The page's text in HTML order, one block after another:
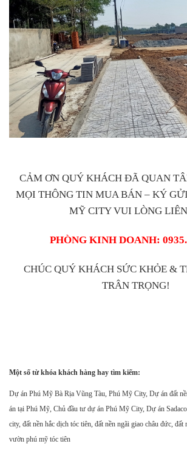
CẢM ƠN QUÝ KHÁCH ĐÃ QUAN
MỌI THÔNG TIN MUA BÁN – KÝ
MỸ CITY VUI LÒNG
PHÒNG KINH DOANH:
CHÚC QUÝ KHÁCH SỨC KHỎE &
TRÂN TRỌNG!
Một số từ khóa khách hàng hay tìm kiếm:
Dự án Phú Mỹ Bà Rịa Vũng Tàu, Phú Mỹ City, Dự án đất
án tại Phú Mỹ, Chủ đầu tư dự án Phú Mỹ City, Dự án
city, đất nền hắc dịch tóc tiên, đất nền ngãi giao châu đức, đất
vườn phú mỹ tóc tiên